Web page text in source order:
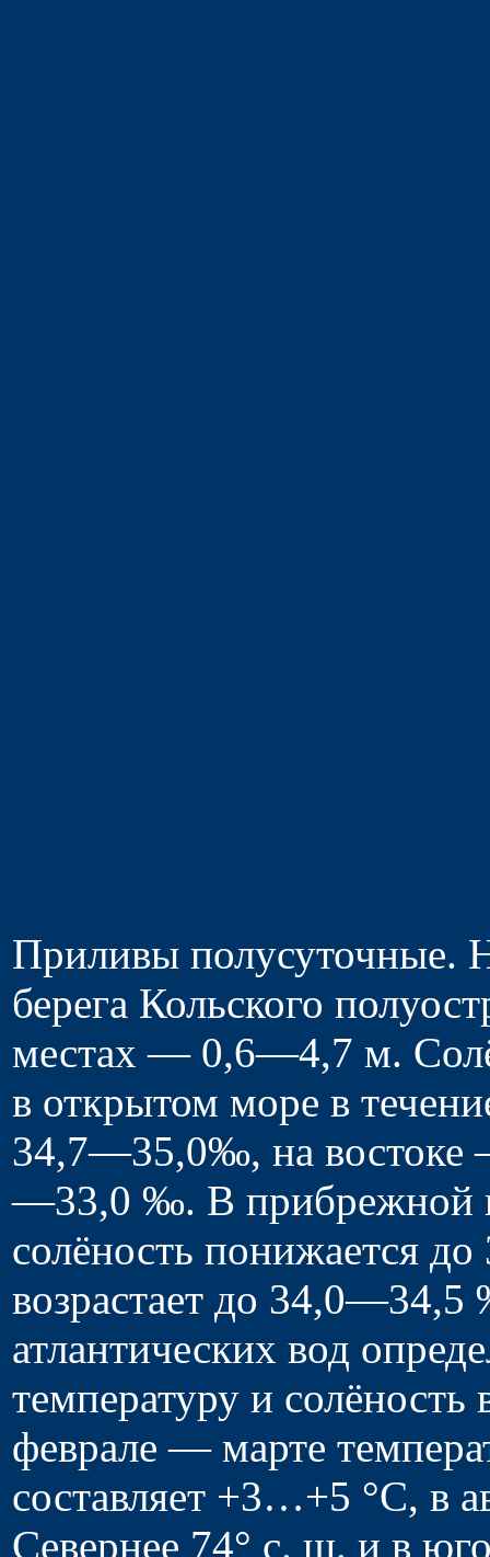
Приливы полусуточные.
берега Кольского
местах — 0,6—4,7 м.
в открытом море в
34,7—35,0‰, на
—33,0 ‰. В прибрежной
солёность понижается
возрастает до
атлантических вод
температуру и
феврале — марте
составляет +3…+5 °C, в
Севернее 74° с. ш. и в